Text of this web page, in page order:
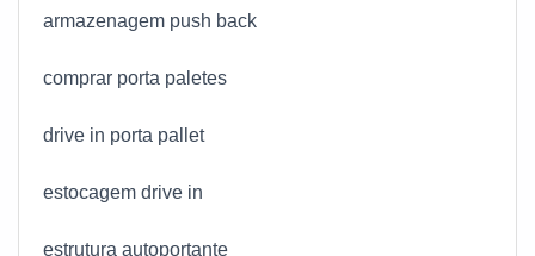
armazenagem push back
comprar porta paletes
drive in porta pallet
estocagem drive in
estrutura autoportante